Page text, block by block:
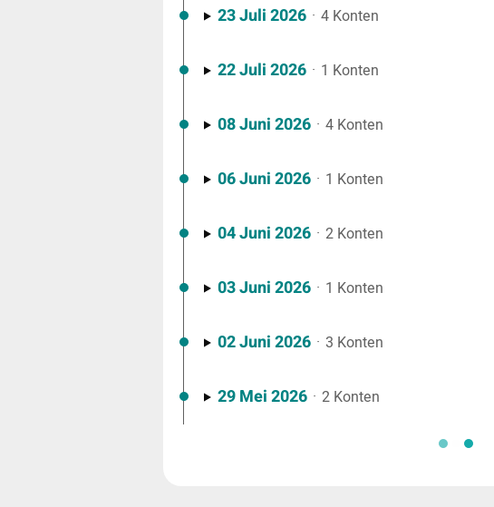
23 Juli 2026 · 4 Konten
22 Juli 2026 · 1 Konten
08 Juni 2026 · 4 Konten
06 Juni 2026 · 1 Konten
04 Juni 2026 · 2 Konten
03 Juni 2026 · 1 Konten
02 Juni 2026 · 3 Konten
29 Mei 2026 · 2 Konten